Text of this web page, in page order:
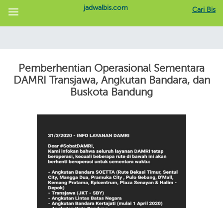
Cari Bis
jadwalbis.com
Pemberhentian Operasional Sementara
DAMRI Transjawa, Angkutan Bandara, dan
Buskota Bandung